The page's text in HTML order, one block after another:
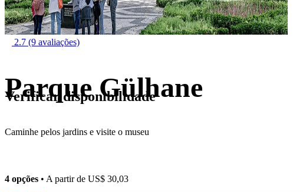
2.7 (9 avaliações)
Parque Gülhane
Caminhe pelos jardins e visite o museu
Verificar disponibilidade
4 opções • A partir de US$ 30,03